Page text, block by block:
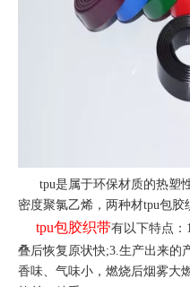
tpu是属于环保材质的热塑
密度聚氯乙烯，两种材tpu包胶
tpu包胶织带有以下特点：
叠后恢复原状快;3.生产出来的
香味、气味小，燃烧后烟雾大